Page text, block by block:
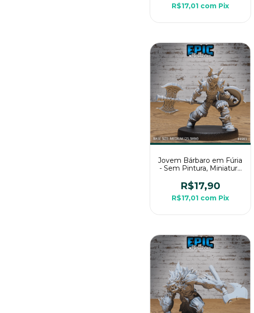
R$17,01 com Pix
Jovem Bárbaro em Fúria
- Sem Pintura, Miniatura
Mesa
R$17,90
R$17,01 com Pix